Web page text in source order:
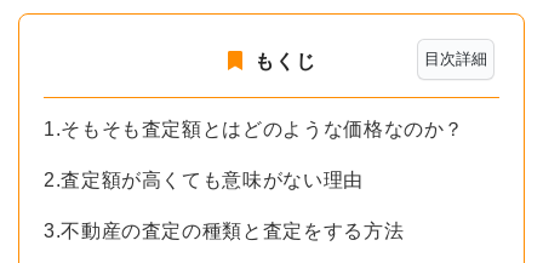
目次詳細
もくじ
1.そもそも査定額とはどのような価格なのか？
2.査定額が高くても意味がない理由
3.不動産の査定の種類と査定をする方法